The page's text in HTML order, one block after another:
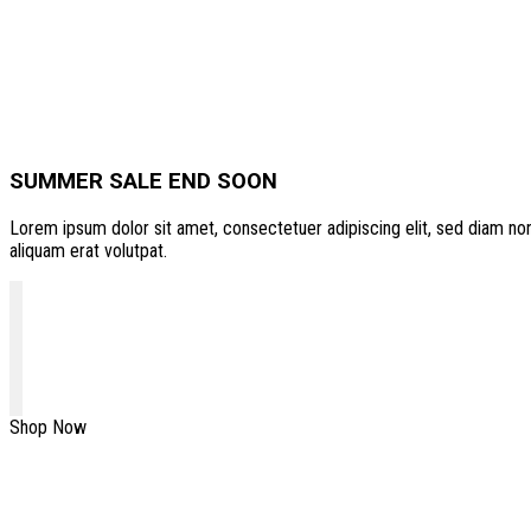
SUMMER SALE END SOON
Lorem ipsum dolor sit amet, consectetuer adipiscing elit, sed diam
aliquam erat volutpat.
Shop Now